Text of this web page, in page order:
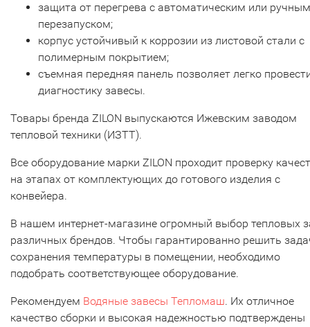
защита от перегрева с автоматическим или ручным
перезапуском;
корпус устойчивый к коррозии из листовой стали с
полимерным покрытием;
съемная передняя панель позволяет легко
диагностику завесы.
Товары бренда ZILON выпускаются Ижевским заводом
тепловой техники (ИЗТТ).
Все оборудование марки ZILON проходит проверку
на этапах от комплектующих до готового изделия с
конвейера.
В нашем интернет-магазине огромный выбор тепловых
различных брендов. Чтобы гарантированно решить
сохранения температуры в помещении, необходимо
подобрать соответствующее оборудование.
Рекомендуем Водяные завесы Тепломаш. Их отличное
качество сборки и высокая надежностью подтверждены